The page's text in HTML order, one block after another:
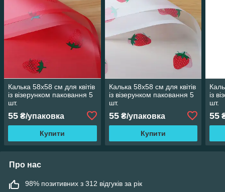
Калька 58х58 см для квітів
із візерунком паковання 5
шт.
55 ₴/упаковка
Купити
Калька 58х58 см для квітів
із візерунком паковання 5
шт.
55₴/упаковка
Купити
із
шт.
55
Про нас
98% позитивних з 312 відгуків за рік